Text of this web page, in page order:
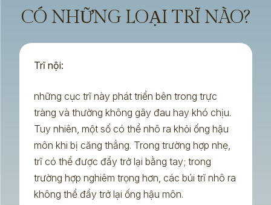
CÓ NHỮNG LOẠI TRĨ NÀO?
Trĩ nội:
những cục trĩ này phát triển bên trong trực
tràng và thường không gây đau hay khó chịu.
Tuy nhiên, một số có thể nhô ra khỏi ống hậu
môn khi bị căng thẳng. Trong trường hợp nhẹ,
trĩ có thể được đẩy trở lại bằng tay; trong
trường hợp nghiêm trọng hơn, các búi trĩ nhô ra
không thể đẩy trở lại ống hậu môn.